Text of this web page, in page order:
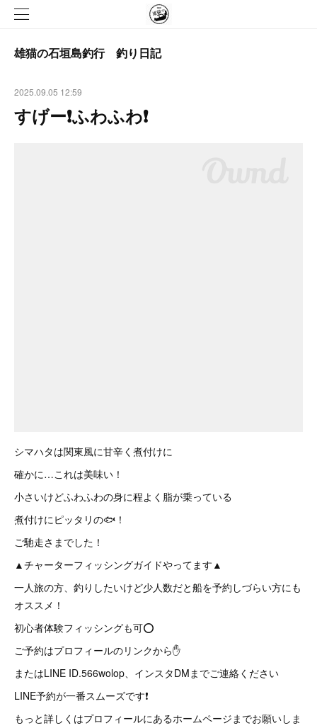
雄猫の石垣島釣行 釣り日記
2025.09.05 12:59
すげー❗ふわふわ❗
シマハタは関東風に甘辛く煮付けに
確かに…これは美味い！
小さいけどふわふわの身に程よく脂が乗っている
煮付けにピッタリの🐟！
ご馳走さまでした！
▲チャーターフィッシングガイドやってます▲
一人旅の方、釣りしたいけど少人数だと船を予約しづらい方にも
オススメ！
初心者体験フィッシングも可⭕
ご予約はプロフィールのリンクから✋
またはLINE ID.566wolop、インスタDMまでご連絡ください
LINE予約が一番スムーズです❗
もっと詳しくはプロフィールにあるホームページまでお願いしま